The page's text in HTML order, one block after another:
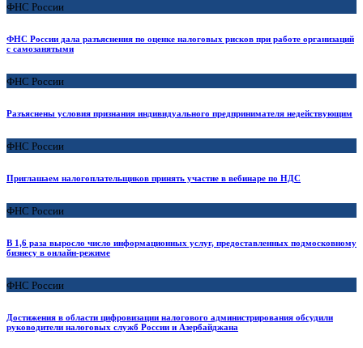
ФНС России
ФНС России дала разъяснения по оценке налоговых рисков при работе организаций
с самозанятыми
ФНС России
Разъяснены условия признания индивидуального предпринимателя недействующим
ФНС России
Приглашаем налогоплательщиков принять участие в вебинаре по НДС
ФНС России
В 1,6 раза выросло число информационных услуг, предоставленных подмосковному
бизнесу в онлайн-режиме
ФНС России
Достижения в области цифровизации налогового администрирования обсудили
руководители налоговых служб России и Азербайджана